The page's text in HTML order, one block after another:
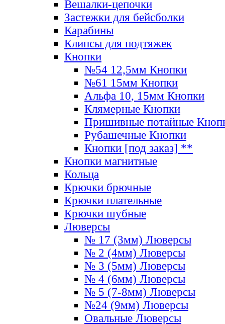
Вешалки-цепочки
Застежки для бейсболки
Карабины
Клипсы для подтяжек
Кнопки
№54 12,5мм Кнопки
№61 15мм Кнопки
Альфа 10, 15мм Кнопки
Клямерные Кнопки
Пришивные потайные
Рубашечные Кнопки
Кнопки [под заказ] **
Кнопки магнитные
Кольца
Крючки брючные
Крючки плательные
Крючки шубные
Люверсы
№ 17 (3мм) Люверсы
№ 2 (4мм) Люверсы
№ 3 (5мм) Люверсы
№ 4 (6мм) Люверсы
№ 5 (7-8мм) Люверсы
№24 (9мм) Люверсы
Овальные Люверсы